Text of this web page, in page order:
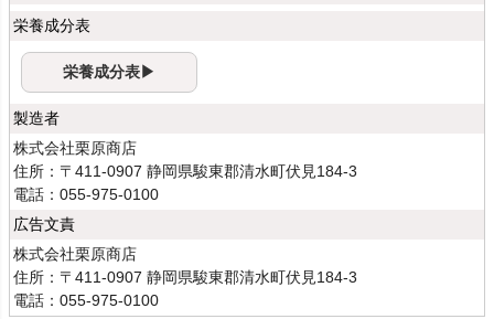
栄養成分表
栄養成分表▶
製造者
株式会社栗原商店
住所：〒411-0907 静岡県駿東郡清水町伏見184-3
電話：055-975-0100
広告文責
株式会社栗原商店
住所：〒411-0907 静岡県駿東郡清水町伏見184-3
電話：055-975-0100